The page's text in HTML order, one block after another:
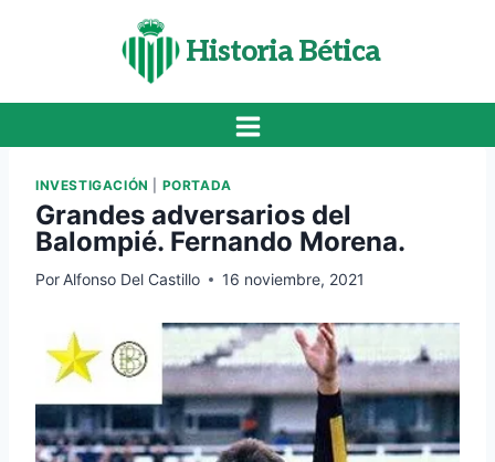
Historia Bética
INVESTIGACIÓN PORTADA
Grandes adversarios del
Balompié. Fernando Morena.
Por Alfonso Del Castillo 16 noviembre, 2021